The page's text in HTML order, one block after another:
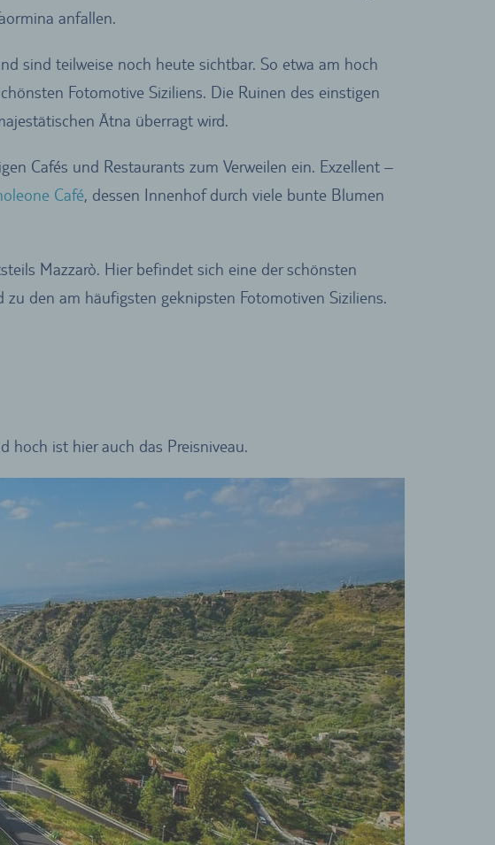
anfallen.
sind teilweise noch heute sichtbar. So etwa am hoch
Fotomotive Siziliens. Die Ruinen des einstigen
Ätna überragt wird.
Cafés und Restaurants zum Verweilen ein. Exzellent –
Café, dessen Innenhof durch viele bunte Blumen
Mazzarò. Hier befindet sich eine der schönsten
den am häufigsten geknipsten Fotomotiven Siziliens.
hoch ist hier auch das Preisniveau.